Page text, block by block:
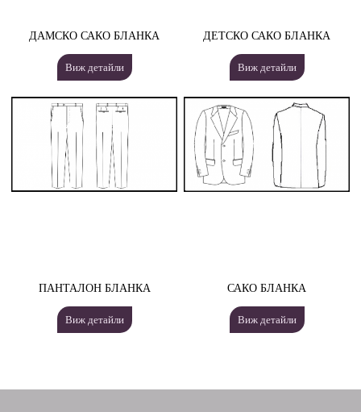
ДАМСКО САКО БЛАНКА
Виж детайли
ДЕТСКО САКО БЛАНКА
Виж детайли
ПАНТАЛОН БЛАНКА
Виж детайли
САКО БЛАНКА
Виж детайли